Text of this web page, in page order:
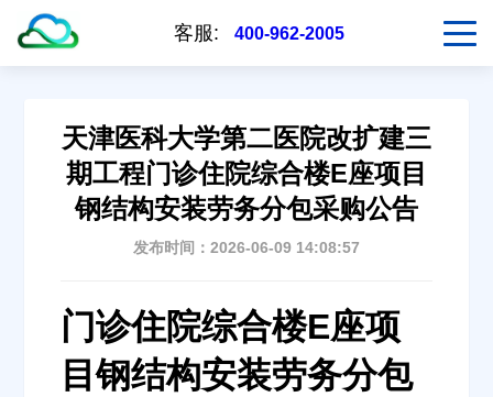
客服: 400-962-2005
天津医科大学第二医院改扩建三
期工程门诊住院综合楼E座项目
钢结构安装劳务分包采购公告
发布时间：2026-06-09 14:08:57
门诊住院综合楼E座项
目钢结构安装劳务分包